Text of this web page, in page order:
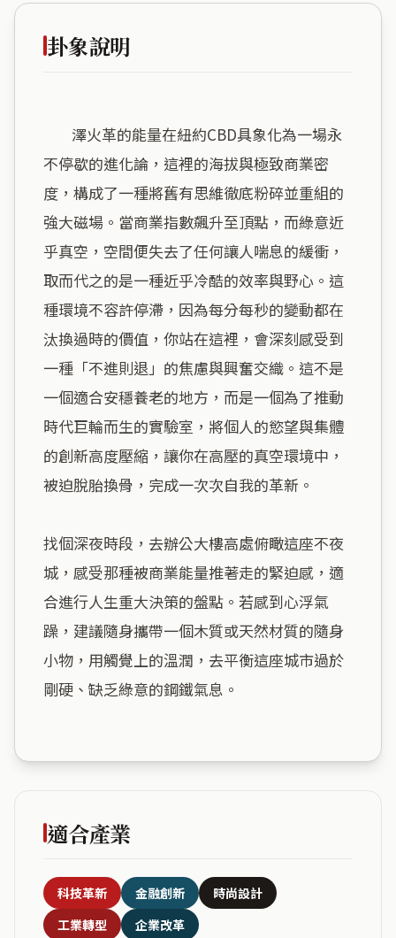
卦象說明
不停歇的進化論，這裡的海拔與極致商業密
度，構成了一種將舊有思維徹底粉碎並重組的
強大磁場。當商業指數飆升至頂點，而綠意近
乎真空，空間便失去了任何讓人喘息的緩衝，
取而代之的是一種近乎冷酷的效率與野心。這
種環境不容許停滯，因為每分每秒的變動都在
汰換過時的價值，你站在這裡，會深刻感受到
一種「不進則退」的焦慮與興奮交織。這不是
一個適合安穩養老的地方，而是一個為了推動
時代巨輪而生的實驗室，將個人的慾望與集體
的創新高度壓縮，讓你在高壓的真空環境中，
被迫脫胎換骨，完成一次次自我的革新。
找個深夜時段，去辦公大樓高處俯瞰這座不夜
城，感受那種被商業能量推著走的緊迫感，適
合進行人生重大決策的盤點。若感到心浮氣
躁，建議隨身攜帶一個木質或天然材質的隨身
小物，用觸覺上的溫潤，去平衡這座城市過於
剛硬、缺乏綠意的鋼鐵氣息。
適合產業
科技革新 金融創新
時尚設計
工業轉型
企業改革